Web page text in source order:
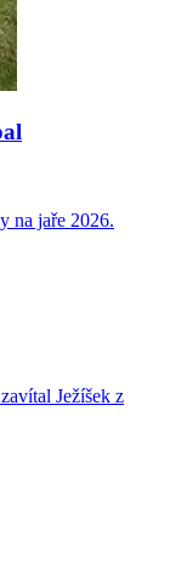
na jaře 2026.
Ježíšek z